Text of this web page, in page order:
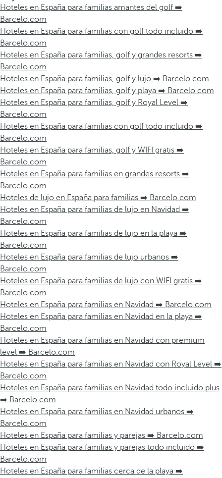
Hoteles en España para familias amantes del golf ➡️
Barcelo.com
Hoteles en España para familias con golf todo incluido ➡️
Barcelo.com
Hoteles en España para familias, golf y grandes resorts ➡️
Barcelo.com
Hoteles en España para familias, golf y lujo ➡️ Barcelo.com
Hoteles en España para familias, golf y playa ➡️ Barcelo.com
Hoteles en España para familias, golf y Royal Level ➡️
Barcelo.com
Hoteles en España para familias con golf todo incluido ➡️
Barcelo.com
Hoteles en España para familias, golf y WIFI gratis ➡️
Barcelo.com
Hoteles en España para familias en grandes resorts ➡️
Barcelo.com
Hoteles de lujo en España para familias ➡️ Barcelo.com
Hoteles en España para familias de lujo en Navidad ➡️
Barcelo.com
Hoteles en España para familias de lujo en la playa ➡️
Barcelo.com
Hoteles en España para familias de lujo urbanos ➡️
Barcelo.com
Hoteles en España para familias de lujo con WIFI gratis ➡️
Barcelo.com
Hoteles en España para familias en Navidad ➡️ Barcelo.com
Hoteles en España para familias en Navidad en la playa ➡️
Barcelo.com
Hoteles en España para familias en Navidad con premium
level ➡️ Barcelo.com
Hoteles en España para familias en Navidad con Royal Level ➡️
Barcelo.com
Hoteles en España para familias en Navidad todo incluido plus
➡️ Barcelo.com
Hoteles en España para familias en Navidad urbanos ➡️
Barcelo.com
Hoteles en España para familias y parejas ➡️ Barcelo.com
Hoteles en España para familias y parejas todo incluido ➡️
Barcelo.com
Hoteles en España para familias cerca de la playa ➡️